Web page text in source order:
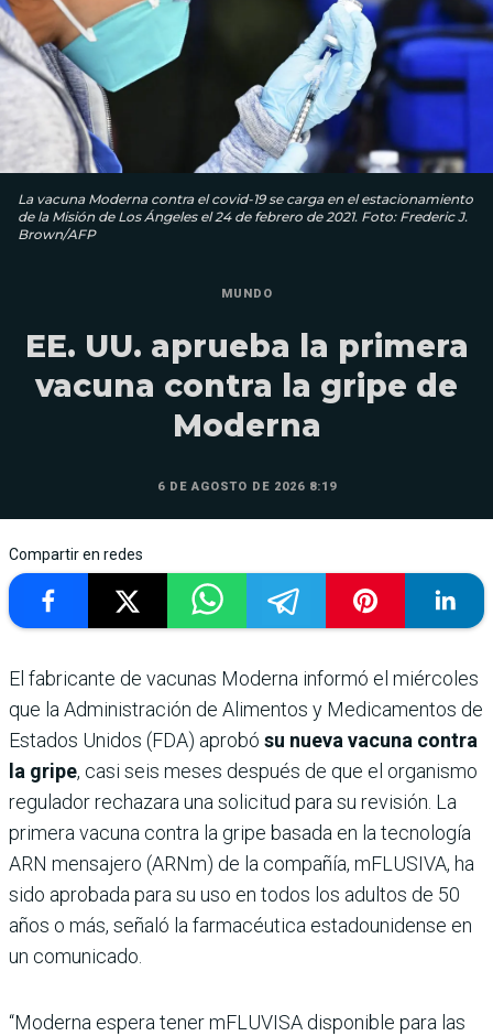
La vacuna Moderna contra el covid-19 se carga en el estacionamiento
de la Misión de Los Ángeles el 24 de febrero de 2021. Foto: Frederic J.
Brown/AFP
MUNDO
EE. UU. aprueba la primera
vacuna contra la gripe de
Moderna
6 DE AGOSTO DE 2026 8:19
Compartir en redes
El fabricante de vacunas Moderna informó el miércoles
que la Administración de Alimentos y Medicamentos de
Estados Unidos (FDA) aprobó su nueva vacuna contra
la gripe, casi seis meses después de que el organismo
regulador rechazara una solicitud para su revisión. La
primera vacuna contra la gripe basada en la tecnología
ARN mensajero (ARNm) de la compañía, mFLUSIVA, ha
sido aprobada para su uso en todos los adultos de 50
años o más, señaló la farmacéutica estadounidense en
un comunicado.
“Moderna espera tener mFLUVISA disponible para las